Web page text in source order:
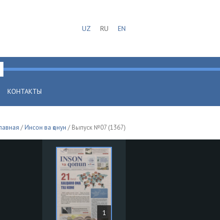
UZ RU EN
КОНТАКТЫ
/Инсон ва қонун / Выпуск №07 (1367)
1